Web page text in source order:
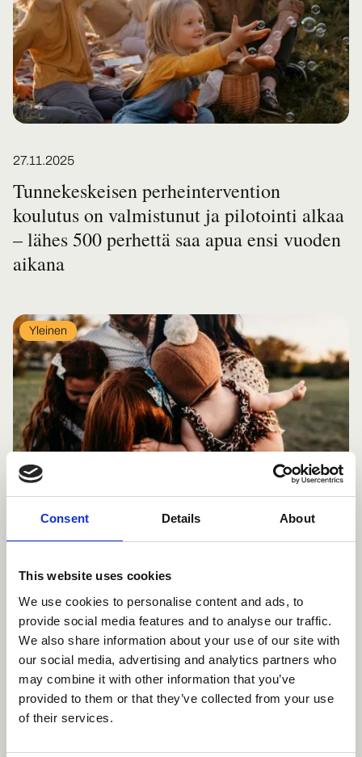
Consent Details About
This website uses cookies
We use cookies to personalise content and ads, to
provide social media features and to analyse our traffic.
We also share information about your use of our site with
our social media, advertising and analytics partners who
may combine it with other information that you’ve
provided to them or that they’ve collected from your use
of their services.
Posted on
27.11.2025
Tunnekeskeisen perheintervention
koulutus on valmistunut ja pilotointi alkaa
– lähes 500 perhettä saa apua ensi vuoden
aikana
In
category
Yleinen
Vanhemmat ovat avainasemassa lapsen
mielenterveyden tukemisessa
In
category
Uutinen